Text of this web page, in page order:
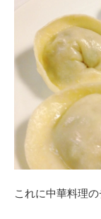
これに中華料理